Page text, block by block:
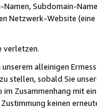
Subdomain-
Netzwerk-Website
verletzen.
alleinigen
stellen, sobald Sie
Zusammenhang mit
keinen